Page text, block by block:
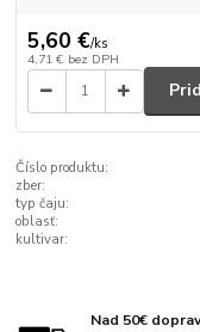
5,60 €/ks
4,71 € bez DPH
Číslo produktu:
zber:
typ čaju:
oblasť:
kultivar:
Nad 50€